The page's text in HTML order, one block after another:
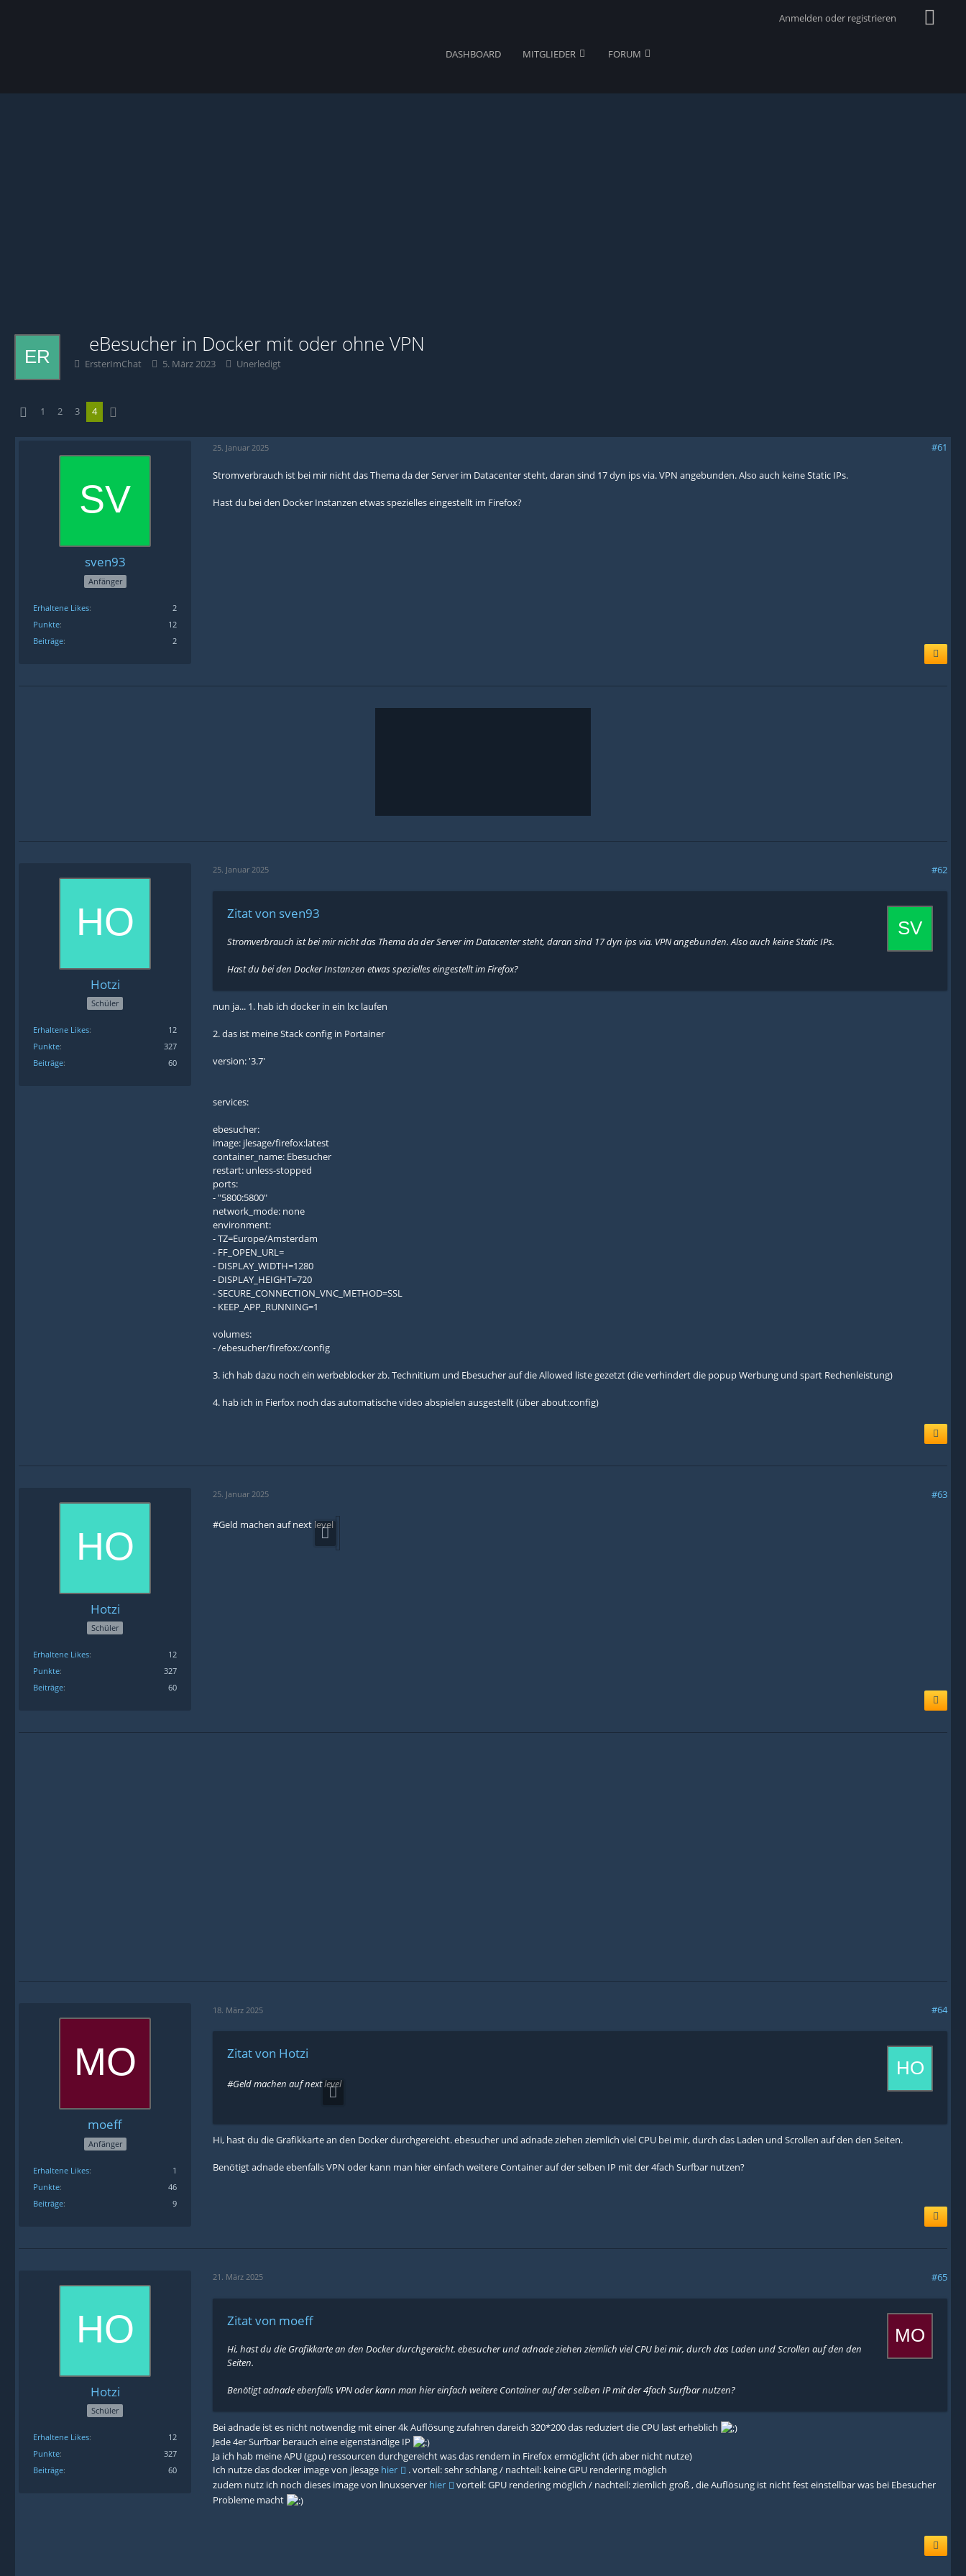
DASHBOARD MITGLIEDER FORUM
Anmelden oder registrieren
eBesucher in Docker mit oder ohne VPN
ErsterImChat 5. März 2023 Unerledigt
1 2 3 4
sven93
Anfänger
Erhaltene Likes
2
Punkte
12
Beiträge
2
25. Januar 2025 #61
Stromverbrauch ist bei mir nicht das Thema da der Server im Datacenter steht, daran sind 17 dyn ips via. VPN angebunden. Also auch keine Static IPs.
Hast du bei den Docker Instanzen etwas spezielles eingestellt im Firefox?
Hotzi
Schüler
Erhaltene Likes
12
Punkte
327
Beiträge
60
25. Januar 2025 #62
Zitat von sven93
Stromverbrauch ist bei mir nicht das Thema da der Server im Datacenter steht, daran sind 17 dyn ips via. VPN angebunden. Also auch keine Static IPs.
Hast du bei den Docker Instanzen etwas spezielles eingestellt im Firefox?
nun ja... 1. hab ich docker in ein lxc laufen
2. das ist meine Stack config in Portainer
version: '3.7'
services:
ebesucher:
image: jlesage/firefox:latest
container_name: Ebesucher
restart: unless-stopped
ports:
- "5800:5800"
network_mode: none
environment:
- TZ=Europe/Amsterdam
- FF_OPEN_URL=
- DISPLAY_WIDTH=1280
- DISPLAY_HEIGHT=720
- SECURE_CONNECTION_VNC_METHOD=SSL
- KEEP_APP_RUNNING=1
volumes:
- /ebesucher/firefox:/config
3. ich hab dazu noch ein werbeblocker zb. Technitium und Ebesucher auf die Allowed liste gezetzt (die verhindert die popup Werbung und spart Rechenleistung)
4. hab ich in Fierfox noch das automatische video abspielen ausgestellt (über about:config)
Hotzi
Schüler
Erhaltene Likes
12
Punkte
327
Beiträge
60
25. Januar 2025 #63
#Geld machen auf next level
moeff
Anfänger
Erhaltene Likes
1
Punkte
46
Beiträge
9
18. März 2025 #64
Zitat von Hotzi
#Geld machen auf next level
Hi, hast du die Grafikkarte an den Docker durchgereicht. ebesucher und adnade ziehen ziemlich viel CPU bei mir, durch das Laden und Scrollen auf den den Seiten.
Benötigt adnade ebenfalls VPN oder kann man hier einfach weitere Container auf der selben IP mit der 4fach Surfbar nutzen?
Hotzi
Schüler
Erhaltene Likes
12
Punkte
327
Beiträge
60
21. März 2025 #65
Zitat von moeff
Hi, hast du die Grafikkarte an den Docker durchgereicht. ebesucher und adnade ziehen ziemlich viel CPU bei mir, durch das Laden und Scrollen auf den den
Seiten.
Benötigt adnade ebenfalls VPN oder kann man hier einfach weitere Container auf der selben IP mit der 4fach Surfbar nutzen?
Beiadnade ist es nicht notwendig mit einer 4k Auflösung zufahren dareich 320*200 das reduziert die CPU last erheblich
Jede 4er Surfbar berauch eine eigenständige IP
Ja ich hab meine APU (gpu) ressourcen durchgereicht was das rendern in Firefox ermöglicht (ich aber nicht nutze)
Ich nutze das docker image von jlesage hier
. vorteil: sehr schlang / nachteil: keine GPU rendering möglich
zudem nutz ich noch dieses image von linuxserver hier
vorteil: GPU rendering möglich / nachteil: ziemlich groß , die Auflösung ist nicht fest einstellbar was bei Ebesucher
Probleme macht